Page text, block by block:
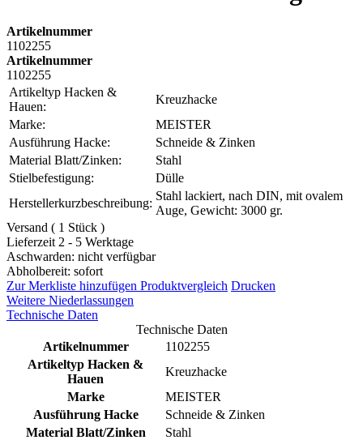
Artikelnummer
1102255
Artikelnummer
1102255
Artikeltyp Hacken &
Hauen:
Kreuzhacke
Marke:
MEISTER
Ausführung Hacke:
Schneide & Zinken
Material Blatt/Zinken:
Stahl
Stielbefestigung:
Dülle
Herstellerkurzbeschreibung:
Stahl lackiert, nach DIN, mit ovalem
Auge, Gewicht: 3000 gr.
Versand ( 1 Stück )
Lieferzeit 2 - 5 Werktage
Aschwarden: nicht verfügbar
Abholbereit: sofort
Zur Merkliste hinzufügen Produktvergleich Drucken
Weitere Niederlassungen
Technische Daten
Technische Daten
Artikelnummer
1102255
Artikeltyp Hacken &
Hauen
Kreuzhacke
Marke
MEISTER
Ausführung Hacke
Schneide & Zinken
Material Blatt/Zinken
Stahl